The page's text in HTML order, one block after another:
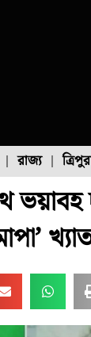
ফল চাষ
রাজ্য
ভয়াবহ